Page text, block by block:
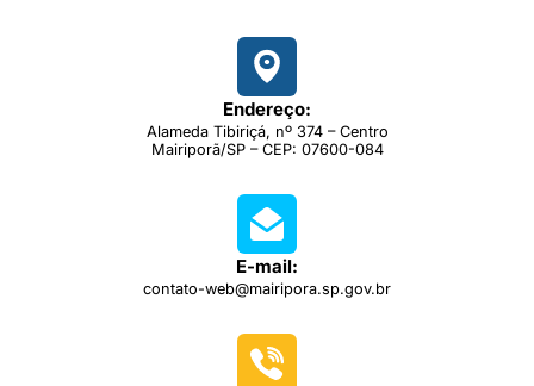
Endereço:
Alameda Tibiriçá, nº 374 – Centro
Mairiporã/SP – CEP: 07600-084
E-mail:
contato-web@mairipora.sp.gov.br